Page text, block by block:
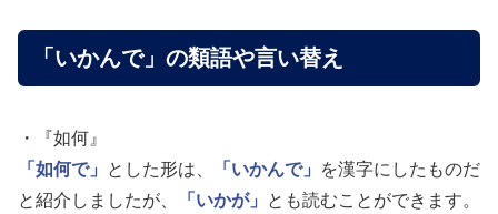
「いかんで」の類語や言い替え
・『如何』
「如何で」
とした形は、 「いかんで」
を漢字にしたものだ
と紹介しましたが、
「いかが」 とも読むことができます。